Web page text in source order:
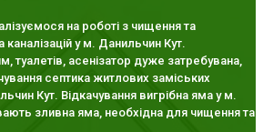
на роботі з чищення та
каналізацій у м. Данильчин Кут.
туалетів, асенізатор дуже затребувана,
септика житлових заміських
Кут. Відкачування вигрібна яма у м.
зливна яма, необхідна для чищення та